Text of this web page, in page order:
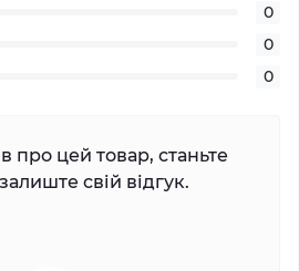
0
0
0
про цей товар, станьте
свій відгук.